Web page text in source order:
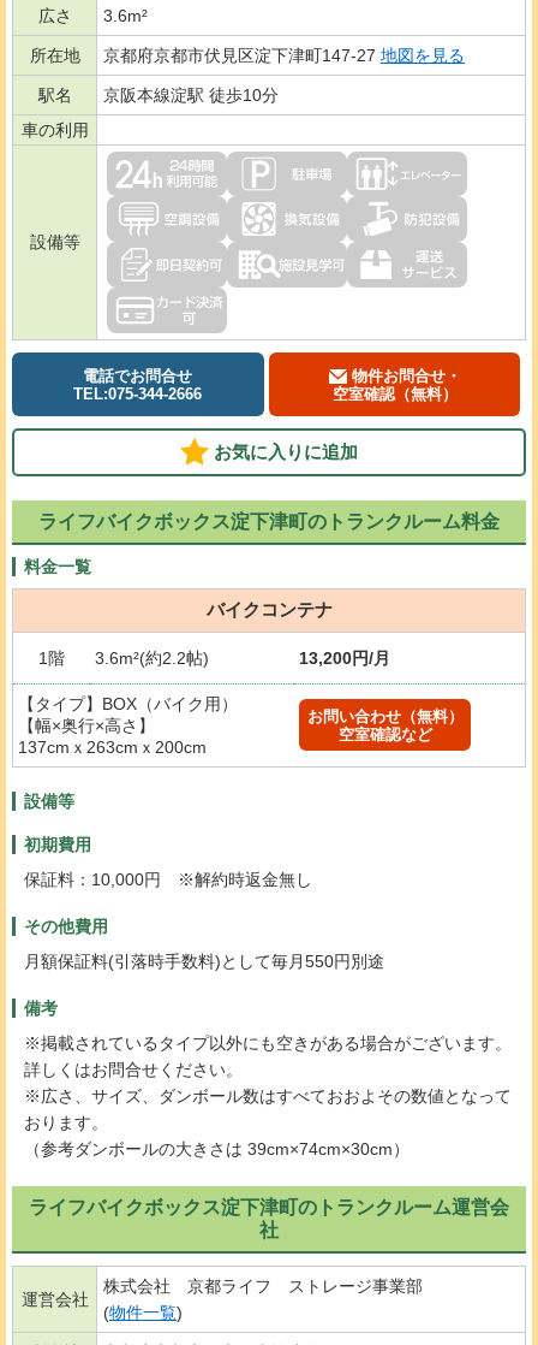
広さ 3.6m²
所在地 京都府京都市伏見区淀下津町147-27 地図を見る
駅名
京阪本線淀駅 徒歩10分
車の利用
設備等
電話でお問合せ
TEL:075-344-2666
物件お問合せ・
空室確認（無料）
お気に入りに追加
ライフバイクボックス淀下津町のトランクルーム料金
料金一覧
バイクコンテナ
1階 3.6m²(約2.2帖) 13,200円/月
【タイプ】BOX（バイク用）
【幅×奥行×高さ】
137cmｘ263cmｘ200cm
お問い合わせ（無料）
空室確認など
設備等
初期費用
保証料：10,000円 ※解約時返金無し
その他費用
月額保証料(引落時手数料)として毎月550円別途
備考
※掲載されているタイプ以外にも空きがある場合がございます。
詳しくはお問合せください。
※広さ、サイズ、ダンボール数はすべておおよその数値となって
おります。
（参考ダンボールの大きさは 39cm×74cm×30cm）
ライフバイクボックス淀下津町のトランクルーム運営会
社
運営会社
株式会社 京都ライフ ストレージ事業部
(物件一覧)